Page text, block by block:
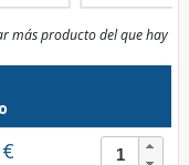
más producto del que hay